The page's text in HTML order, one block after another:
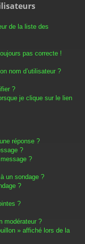
de la liste des
pas correcte !
nom d’utilisateur ?
?
je clique sur le lien
réponse ?
?
?
un sondage ?
?
?
modérateur ?
» affiché lors de la